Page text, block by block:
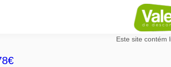
Este site contém